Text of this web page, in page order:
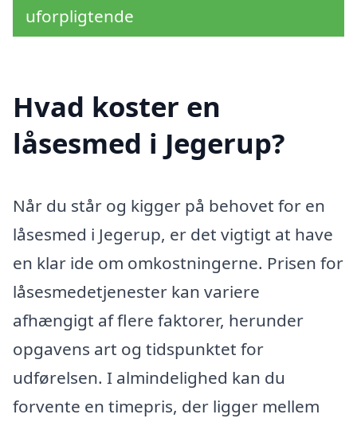
uforpligtende
Hvad koster en
låsesmed i Jegerup?
Når du står og kigger på behovet for en
låsesmed i Jegerup, er det vigtigt at have
en klar ide om omkostningerne. Prisen for
låsesmedetjenester kan variere
afhængigt af flere faktorer, herunder
opgavens art og tidspunktet for
udførelsen. I almindelighed kan du
forvente en timepris, der ligger mellem